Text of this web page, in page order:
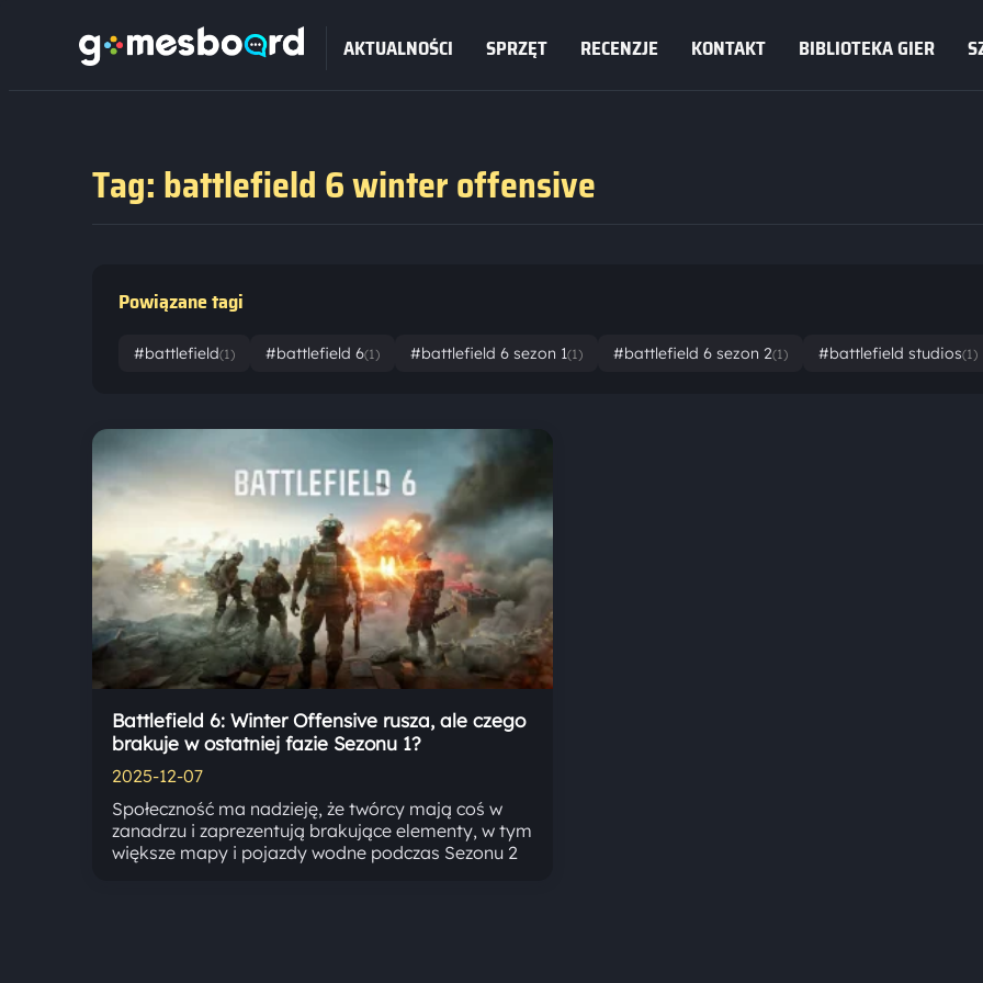
AKTUALNOŚCI SPRZĘT RECENZJE KONTAKT BIBLIOTEKA GIER
Tag: battlefield 6 winter offensive
Powiązane tagi
#battlefield(1) #battlefield 6(1) #battlefield 6 sezon 1(1) #battlefield 6 sezon 2(1) #battlefield studios(1)
Battlefield 6: Winter Offensive rusza, ale czego
brakuje w ostatniej fazie Sezonu 1?
2025-12-07
Społeczność ma nadzieję, że twórcy mają coś w
zanadrzu i zaprezentują brakujące elementy, w tym
większe mapy i pojazdy wodne podczas Sezonu 2